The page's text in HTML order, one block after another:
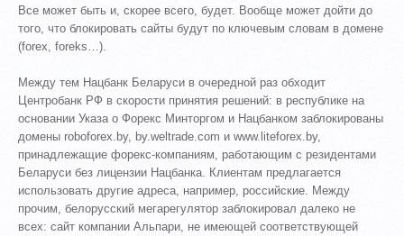
Все может быть и, скорее всего, будет. Вообще может дойти до
того, что блокировать сайты будут по ключевым словам в домене
(forex, foreks…).
Между тем Нацбанк Беларуси в очередной раз обходит
Центробанк РФ в скорости принятия решений: в республике на
основании Указа о Форекс Минторгом и Нацбанком заблокированы
домены roboforex.by, by.weltrade.com и www.liteforex.by,
принадлежащие форекс-компаниям, работающим с резидентами
Беларуси без лицензии Нацбанка. Клиентам предлагается
использовать другие адреса, например, российские. Между
прочим, белорусский мегарегулятор заблокировал далеко не
всех: сайт компании Альпари, не имеющей соответствующей